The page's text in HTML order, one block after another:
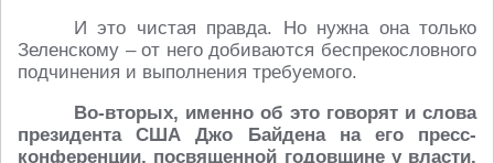
И это чистая правда. Но нужна она только
Зеленскому – от него добиваются беспрекословного
подчинения и выполнения требуемого.
Во-вторых, именно об это говорят и слова
президента США Джо Байдена на его пресс-
конференции, посвященной годовщине у власти.